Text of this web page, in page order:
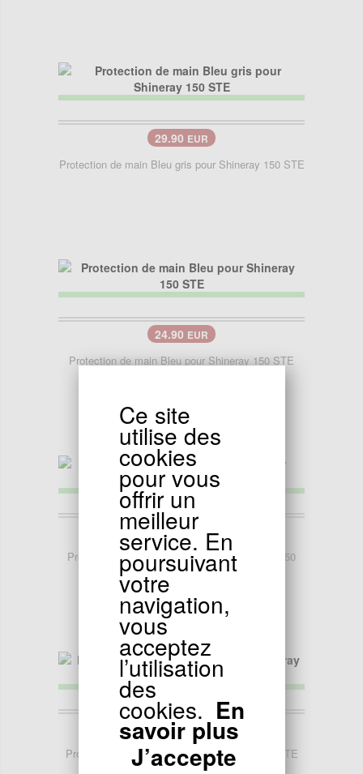
29.90 EUR
Protection de main Bleu gris pour Shineray 150 STE
24.90 EUR
Protection de main Bleu pour Shineray 150 STE
29.90EUR
Protection de main Jaune noir pour Shineray 150
STE
24.90 EUR
Protection de main Jaune pour Shineray 150 STE
Ce site
utilise des
cookies
pour vous
offrir un
meilleur
service. En
poursuivant
votre
navigation,
vous
acceptez
l’utilisation
des
cookies. En
savoir plus
J’accepte